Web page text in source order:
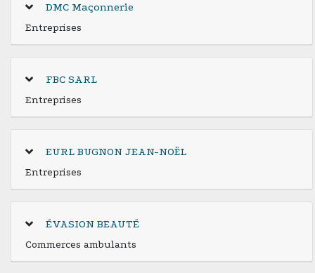
DMC Maçonnerie
Entreprises
FBC SARL
Entreprises
EURL BUGNON JEAN-NOËL
Entreprises
ÉVASION BEAUTÉ
Commerces ambulants